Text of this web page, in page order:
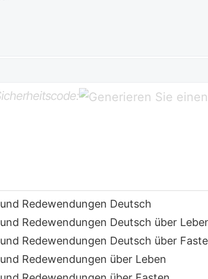
Redewendungen Deutsch
Redewendungen Deutsch über
Redewendungen Deutsch über
Redewendungen über Leben